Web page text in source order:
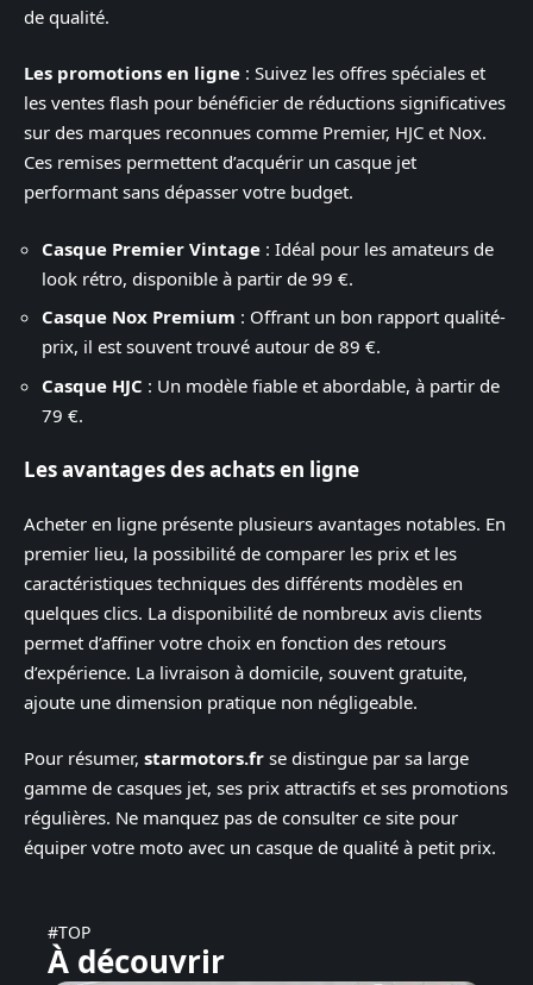
de qualité.
Les promotions en ligne : Suivez les offres spéciales et
les ventes flash pour bénéficier de réductions significatives
sur des marques reconnues comme Premier, HJC et Nox.
Ces remises permettent d’acquérir un casque jet
performant sans dépasser votre budget.
Casque Premier Vintage : Idéal pour les amateurs de
look rétro, disponible à partir de 99 €.
Casque Nox Premium : Offrant un bon rapport qualité-
prix, il est souvent trouvé autour de 89 €.
Casque HJC : Un modèle fiable et abordable, à partir de
79 €.
Les avantages des achats en ligne
Acheter en ligne présente plusieurs avantages notables. En
premier lieu, la possibilité de comparer les prix et les
caractéristiques techniques des différents modèles en
quelques clics. La disponibilité de nombreux avis clients
permet d’affiner votre choix en fonction des retours
d’expérience. La livraison à domicile, souvent gratuite,
ajoute une dimension pratique non négligeable.
Pour résumer, starmotors.fr se distingue par sa large
gamme de casques jet, ses prix attractifs et ses promotions
régulières. Ne manquez pas de consulter ce site pour
équiper votre moto avec un casque de qualité à petit prix.
#TOP
À découvrir